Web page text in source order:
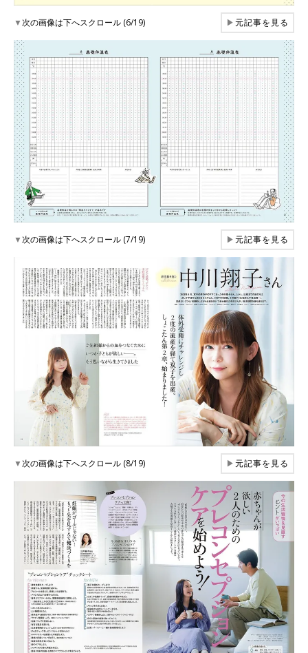
▼次の画像は下へスクロール (6/19) ▶元記事を見る
▼次の画像は下へスクロール (7/19) ▶元記事を見る
▼次の画像は下へスクロール (8/19) ▶元記事を見る